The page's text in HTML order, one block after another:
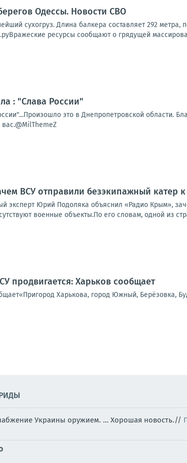
Одессы. Новости СВО
сухогруз. Длина балкера составляет 292 метра,
ресурсы сообщают о грядущей
: "Слава России"
это в Днепропетровской области.
ВСУ отправили безэкипажный катер к
эксперт Юрий Подоляка объяснил «Радио Крым»,
военные объекты.По его словам, одной из
продвигается: Харьков сообщает
Харькова, город Южный, Берёзовка,
Украины оружием. … Хорошая новость.//